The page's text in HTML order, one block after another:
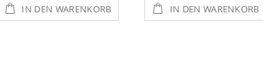
IN DEN WARENKORB IN DEN WARENKORB